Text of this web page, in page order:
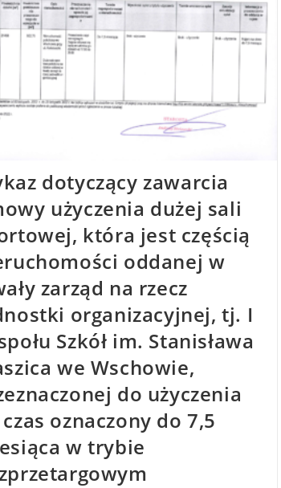
dotyczący zawarcia
użyczenia dużej sali
która jest częścią
oddanej w
zarząd na rzecz
organizacyjnej, tj. I
Szkół im. Stanisława
we Wschowie,
do użyczenia
oznaczony do 7,5
w trybie